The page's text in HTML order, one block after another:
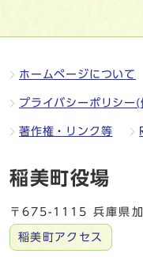
ホームページについて
プライバシーポリシー
著作権・リンク等
稲美町役場
〒675-1115 兵庫県
稲美町アクセス